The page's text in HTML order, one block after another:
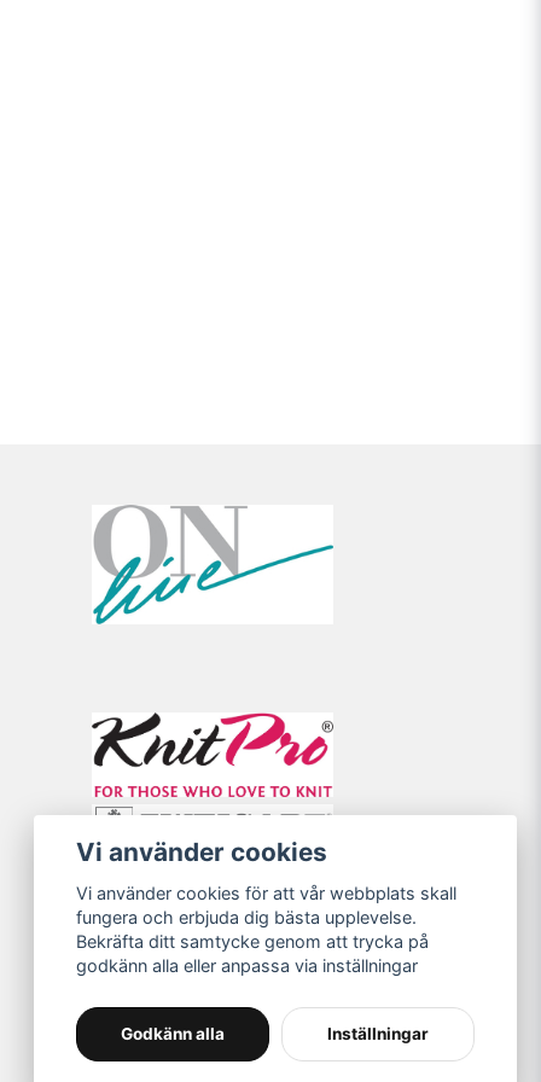
Vi använder cookies
Vi använder cookies för att vår webbplats skall
fungera och erbjuda dig bästa upplevelse.
Bekräfta ditt samtycke genom att trycka på
godkänn alla eller anpassa via inställningar
Godkänn alla Inställningar